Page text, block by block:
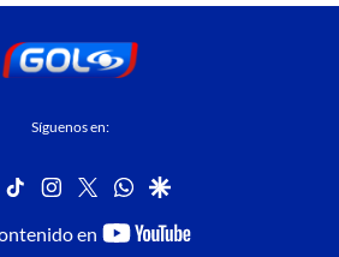
Síguenos en:
facebook
tiktok instagram
twitterwhatsapp
google
en
youtube-